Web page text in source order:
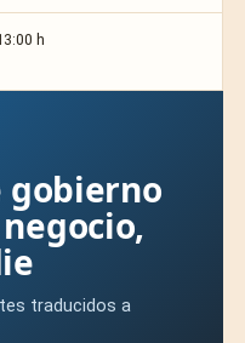
h
gobierno
traducidos a